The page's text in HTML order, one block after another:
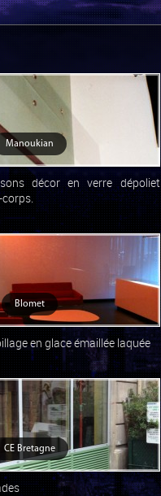
Manoukian
décor en verre dépoliet
Blomet
en glace émaillée laquée
CE Bretagne